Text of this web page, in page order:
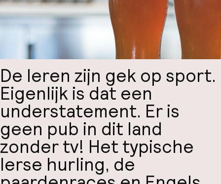
De Ieren zijn gek op sport.
Eigenlijk is dat een
understatement. Er is
geen pub in dit land
zonder tv! Het typische
Ierse hurling, de